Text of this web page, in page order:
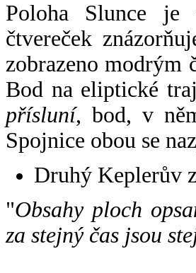
Poloha Slunce je
čtvereček
zobrazeno modrým
Bod na eliptické
přísluní, bod, v
Spojnice obou se
Druhý Keplerův
"Obsahy ploch
za stejný čas jsou